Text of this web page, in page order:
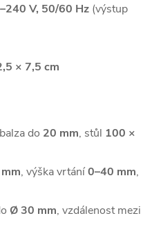
V, 50/60 Hz (výstup
× 7,5 cm
do 20 mm, stůl 100 ×
, výška vrtání0–40 mm,
Ø 30 mm, vzdálenost mezi